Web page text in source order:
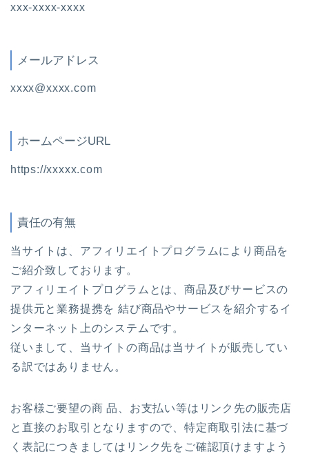
xxx-xxxx-xxxx
メールアドレス
xxxx@xxxx.com
ホームページURL
https://xxxxx.com
責任の有無
当サイトは、アフィリエイトプログラムにより商品を
ご紹介致しております。
アフィリエイトプログラムとは、商品及びサービスの
提供元と業務提携を 結び商品やサービスを紹介するイ
ンターネット上のシステムです。
従いまして、当サイトの商品は当サイトが販売してい
る訳ではありません。
お客様ご要望の商 品、お支払い等はリンク先の販売店
と直接のお取引となりますので、特定商取引法に基づ
く表記につきましてはリンク先をご確認頂けますよう